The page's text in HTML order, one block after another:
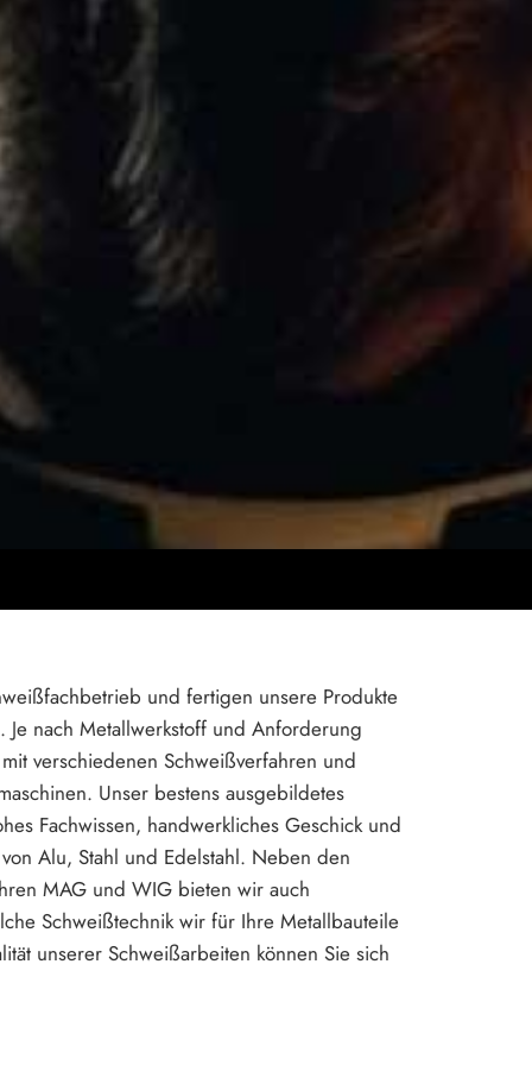
und fertigen unsere Produkte
nach Metallwerkstoff und Anforderung
verschiedenen Schweißverfahren und
Unser bestens ausgebildetes
Fachwissen, handwerkliches Geschick und
Alu, Stahl und Edelstahl. Neben den
MAG und WIG bieten wir auch
Schweißtechnik wir für Ihre Metallbauteile
unserer Schweißarbeiten können Sie sich